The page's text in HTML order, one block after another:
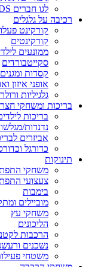
לגו חברים FRIENDS
רכיבה על גלגלים
קורקינט
קורקינטים
ממונעים
סקייטבורדים
קסדות ומגנים
אופני איזון
גלגיליות
בריכות ומשחקי חצר
בריכות לילדים
נדנדות/
אביזרים
כדורגל וכדורסל
תינוקות
משחקי
צעצועי
בימבות
מוביילים
משחקי עץ
הליכונים
הרכבות
נשכנים
משטחי פעילות